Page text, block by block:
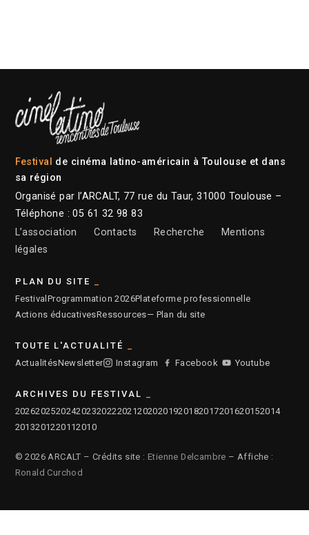
Festival de cinéma latino-américain à Toulouse et dans
sa région
Organisé par l’ARCALT, 77 rue du Taur, 31000 Toulouse –
Téléphone : 05 61 32 98 83
L’association
Contacts Recherche
Mentions
légales
PLAN DU SITE
Festival Programmation 2026Plateforme professionnelle
Actions éducativesRessources— Plan du site
TOUTE L'ACTUALITÉ
ActualitésNewsletter Instagram Facebook Youtube
ARCHIVES DU FESTIVAL
2026202520242023202220212020201920182017201620152014
2013201220112010
© 2026 ARCALT – Crédits site : Etienne Delcambre – Affiche :
Ronald Curchod